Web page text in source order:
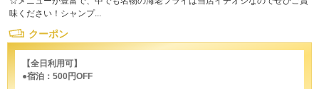
味ください！シャンプ...
クーポン
【全日利用可】
●宿泊：500円OFF